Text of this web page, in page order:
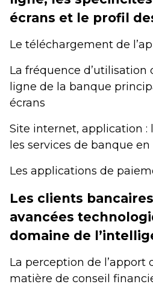
écrans et le profil
Le téléchargement de
La fréquence d’utilisation
ligne de la banque
écrans
Site internet, application :
les services de banque
Les applications de
Les clients
avancées
domaine de
La perception de l’apport
matière de conseil